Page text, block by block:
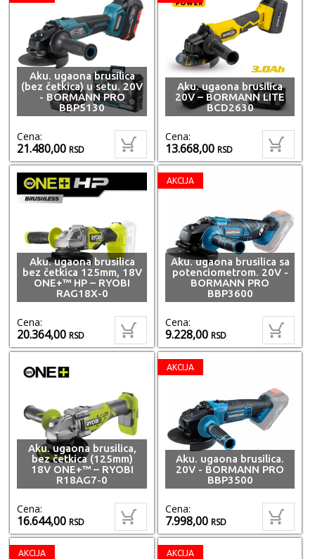
Aku. ugaona brusilica
(bez četkica) u setu. 20V
- BORMANN PRO
BBP5130
Cena:
21.480,00RSD
Aku. ugaona brusilica
20V – BORMANN LITE
BCD2630
Cena:
13.668,00RSD
Aku. ugaona brusilica
bez četkica 125mm, 18V
ONE+™ HP – RYOBI
RAG18X-0
Cena:
20.364,00RSD
AKCIJA
Aku. ugaona brusilica sa
potenciometrom. 20V -
BORMANN PRO
BBP3600
Cena:
9.228,00RSD
Aku. ugaona brusilica,
bez četkica (125mm)
18V ONE+™ – RYOBI
R18AG7-0
Cena:
16.644,00RSD
AKCIJA
Aku. ugaona brusilica.
20V - BORMANN PRO
BBP3500
Cena:
7.998,00RSD
AKCIJA AKCIJA